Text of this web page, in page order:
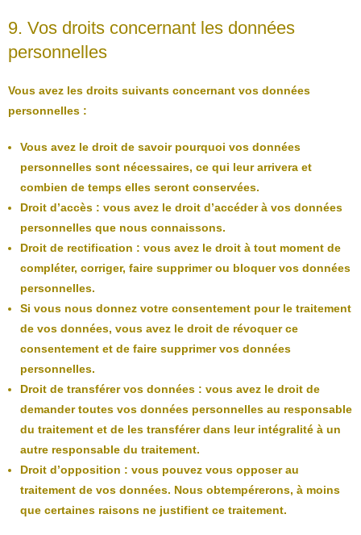
9. Vos droits concernant les données
personnelles
Vous avez les droits suivants concernant vos données
personnelles :
Vous avez le droit de savoir pourquoi vos données
personnelles sont nécessaires, ce qui leur arrivera et
combien de temps elles seront conservées.
Droit d’accès : vous avez le droit d’accéder à vos données
personnelles que nous connaissons.
Droit de rectification : vous avez le droit à tout moment de
compléter, corriger, faire supprimer ou bloquer vos données
personnelles.
Si vous nous donnez votre consentement pour le traitement
de vos données, vous avez le droit de révoquer ce
consentement et de faire supprimer vos données
personnelles.
Droit de transférer vos données : vous avez le droit de
demander toutes vos données personnelles au responsable
du traitement et de les transférer dans leur intégralité à un
autre responsable du traitement.
Droit d’opposition : vous pouvez vous opposer au
traitement de vos données. Nous obtempérerons, à moins
que certaines raisons ne justifient ce traitement.